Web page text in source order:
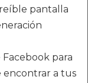
pantalla
para
encontrar a tus